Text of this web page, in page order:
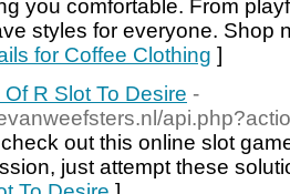
you comfortable. From
styles for everyone. Shop
for Coffee Clothing ]
R Slot To Desire -
out this online slot
just attempt these